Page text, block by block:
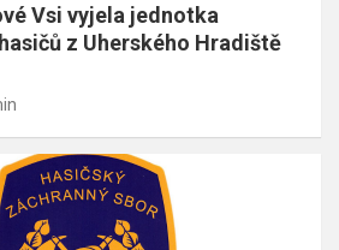
Vsi vyjela jednotka
z Uherského Hradiště